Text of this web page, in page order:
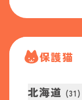
保護猫
北海道 (31 )